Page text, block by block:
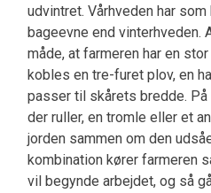
udvintret. Vårhveden har
bageevne end vinterhveden.
måde, at farmeren har en
kobles en tre-furet plov, en
passer til skårets bredde.
der ruller, en tromle eller et
jorden sammen om den
kombination kører farmeren
vil begynde arbejdet, og så